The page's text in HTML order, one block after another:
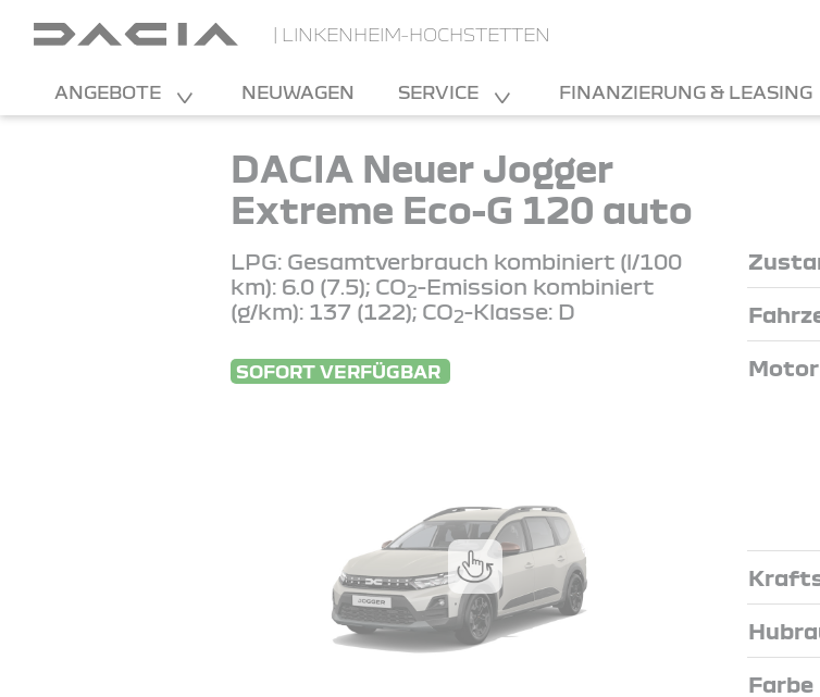
| LINKENHEIM-HOCHSTETTEN
ANGEBOTE NEUWAGEN SERVICE FINANZIERUNG & LEASING
DACIA Neuer Jogger
Extreme Eco-G 120 auto
LPG: Gesamtverbrauch kombiniert (l/100
km): 6.0 (7.5); CO2-Emission kombiniert
(g/km): 137 (122); CO2-Klasse: D
SOFORT VERFÜGBAR Motor
Farbe